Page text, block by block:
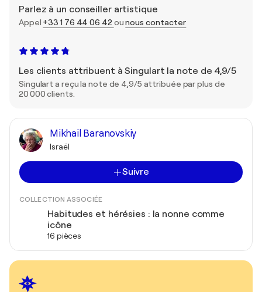
Parlez à un conseiller artistique
Appel +33 1 76 44 06 42ounous contacter
Les clients attribuent à Singulart la note de 4,9/5
Singulart a reçu la note de 4,9/5 attribuée par plus de
20 000 clients.
Mikhail Baranovskiy
Israël
Suivre
COLLECTION ASSOCIÉE
Habitudes et hérésies : la nonne comme
icône
16 pièces